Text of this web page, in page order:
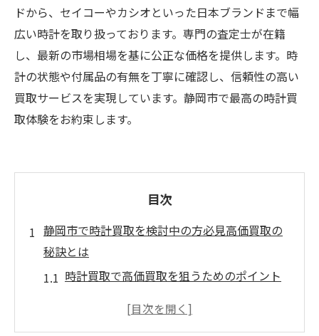
ドから、セイコーやカシオといった日本ブランドまで幅
広い時計を取り扱っております。専門の査定士が在籍
し、最新の市場相場を基に公正な価格を提供します。時
計の状態や付属品の有無を丁寧に確認し、信頼性の高い
買取サービスを実現しています。静岡市で最高の時計買
取体験をお約束します。
目次
静岡市で時計買取を検討中の方必見高価買取の
秘訣とは
時計買取で高価買取を狙うためのポイント
静岡市で信頼できる買取店の特徴